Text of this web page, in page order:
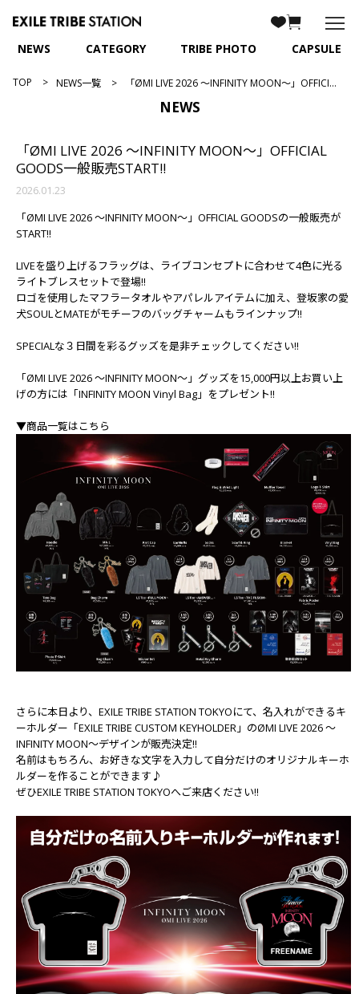
NEWS CATEGORY TRIBE PHOTO CAPSULE
TOP NEWS一覧 「ØMI LIVE 2026 ～INFINITY MOON～」OFFICIAL GOODS一般販売START!!
NEWS
「ØMI LIVE 2026 ～INFINITY MOON～」OFFICIAL
GOODS一般販売START!!
2026.01.23
「ØMI LIVE 2026 ～INFINITY MOON～」OFFICIAL GOODSの一般販売が
START!!
LIVEを盛り上げるフラッグは、ライブコンセプトに合わせて4色に光る
ライトブレスセットで登場!!
ロゴを使用したマフラータオルやアパレルアイテムに加え、登坂家の愛
犬SOULとMATEがモチーフのバッグチャームもラインナップ!!
SPECIALな３日間を彩るグッズを是非チェックしてください!!
「ØMI LIVE 2026 ～INFINITY MOON～」グッズを15,000円以上お買い上
げの方には「INFINITY MOON Vinyl Bag」をプレゼント!!
▼商品一覧はこちら
さらに本日より、EXILE TRIBE STATION TOKYOにて、名入れができるキ
ーホルダー「EXILE TRIBE CUSTOM KEYHOLDER」のØMI LIVE 2026 ～
INFINITY MOON～デザインが販売決定!!
名前はもちろん、お好きな文字を入力して自分だけのオリジナルキーホ
ルダーを作ることができます♪
ぜひEXILE TRIBE STATION TOKYOへご来店ください!!